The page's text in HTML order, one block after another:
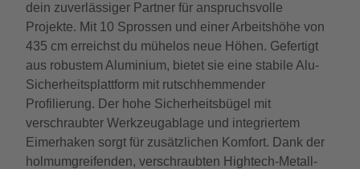
dein zuverlässiger Partner für anspruchsvolle
Projekte. Mit 10 Sprossen und einer Arbeitshöhe von
435 cm erreichst du mühelos neue Höhen. Gefertigt
aus robustem Aluminium, bietet sie eine stabile Alu-
Sicherheitsplattform mit rutschhemmender
Profilierung. Der hohe Sicherheitsbügel mit
verschraubter Werkzeugablage und integriertem
Eimerhaken sorgt für zusätzlichen Komfort. Dank der
holmumgreifenden, verschraubten Hightech-Metall-